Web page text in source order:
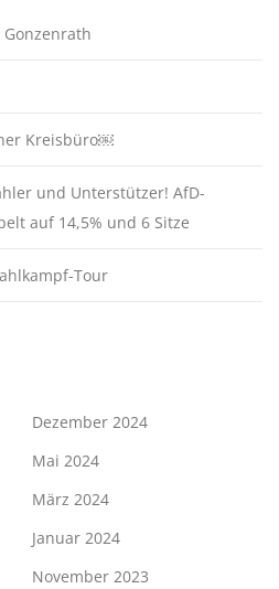
Kreisbüro￼
und Unterstützer! AfD-
auf 14,5% und 6 Sitze
Tour
Dezember 2024
Mai 2024
März 2024
Januar 2024
November 2023